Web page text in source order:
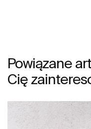
Powiązane
Cię